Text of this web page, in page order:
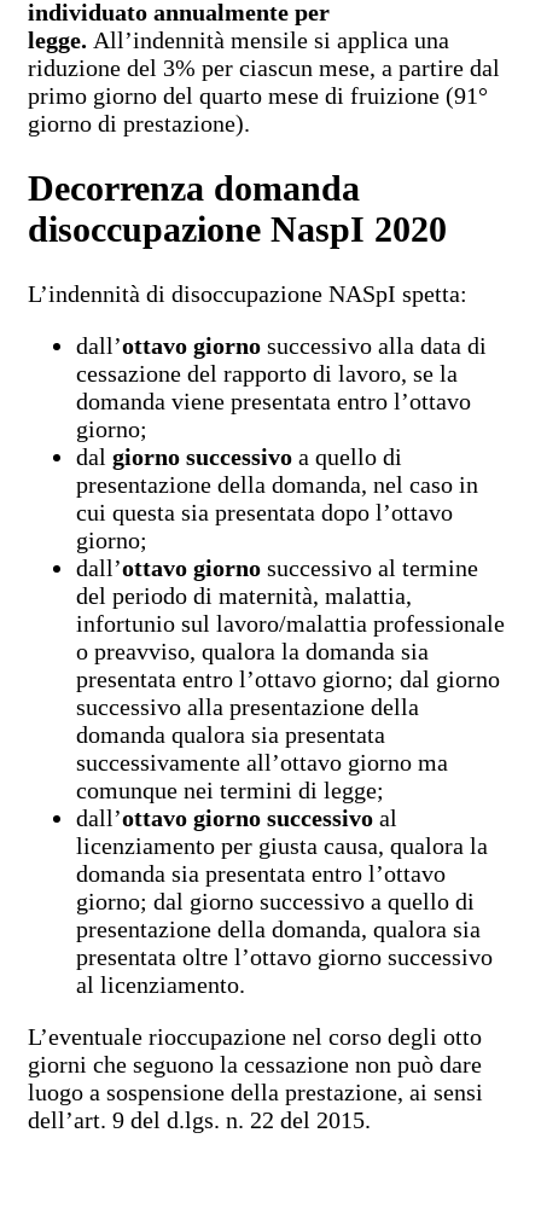
individuato annualmente per
legge. All’indennità mensile si applica una
riduzione del 3% per ciascun mese, a partire dal
primo giorno del quarto mese di fruizione (91°
giorno di prestazione).
Decorrenza domanda
disoccupazione NaspI 2020
L’indennità di disoccupazione NASpI spetta:
dall’ottavo giorno successivo alla data di
cessazione del rapporto di lavoro, se la
domanda viene presentata entro l’ottavo
giorno;
dal giorno successivo a quello di
presentazione della domanda, nel caso in
cui questa sia presentata dopo l’ottavo
giorno;
dall’ottavo giorno successivo al termine
del periodo di maternità, malattia,
infortunio sul lavoro/malattia professionale
o preavviso, qualora la domanda sia
presentata entro l’ottavo giorno; dal giorno
successivo alla presentazione della
domanda qualora sia presentata
successivamente all’ottavo giorno ma
comunque nei termini di legge;
dall’ottavo giorno successivo al
licenziamento per giusta causa, qualora la
domanda sia presentata entro l’ottavo
giorno; dal giorno successivo a quello di
presentazione della domanda, qualora sia
presentata oltre l’ottavo giorno successivo
al licenziamento.
L’eventuale rioccupazione nel corso degli otto
giorni che seguono la cessazione non può dare
luogo a sospensione della prestazione, ai sensi
dell’art. 9 del d.lgs. n. 22 del 2015.